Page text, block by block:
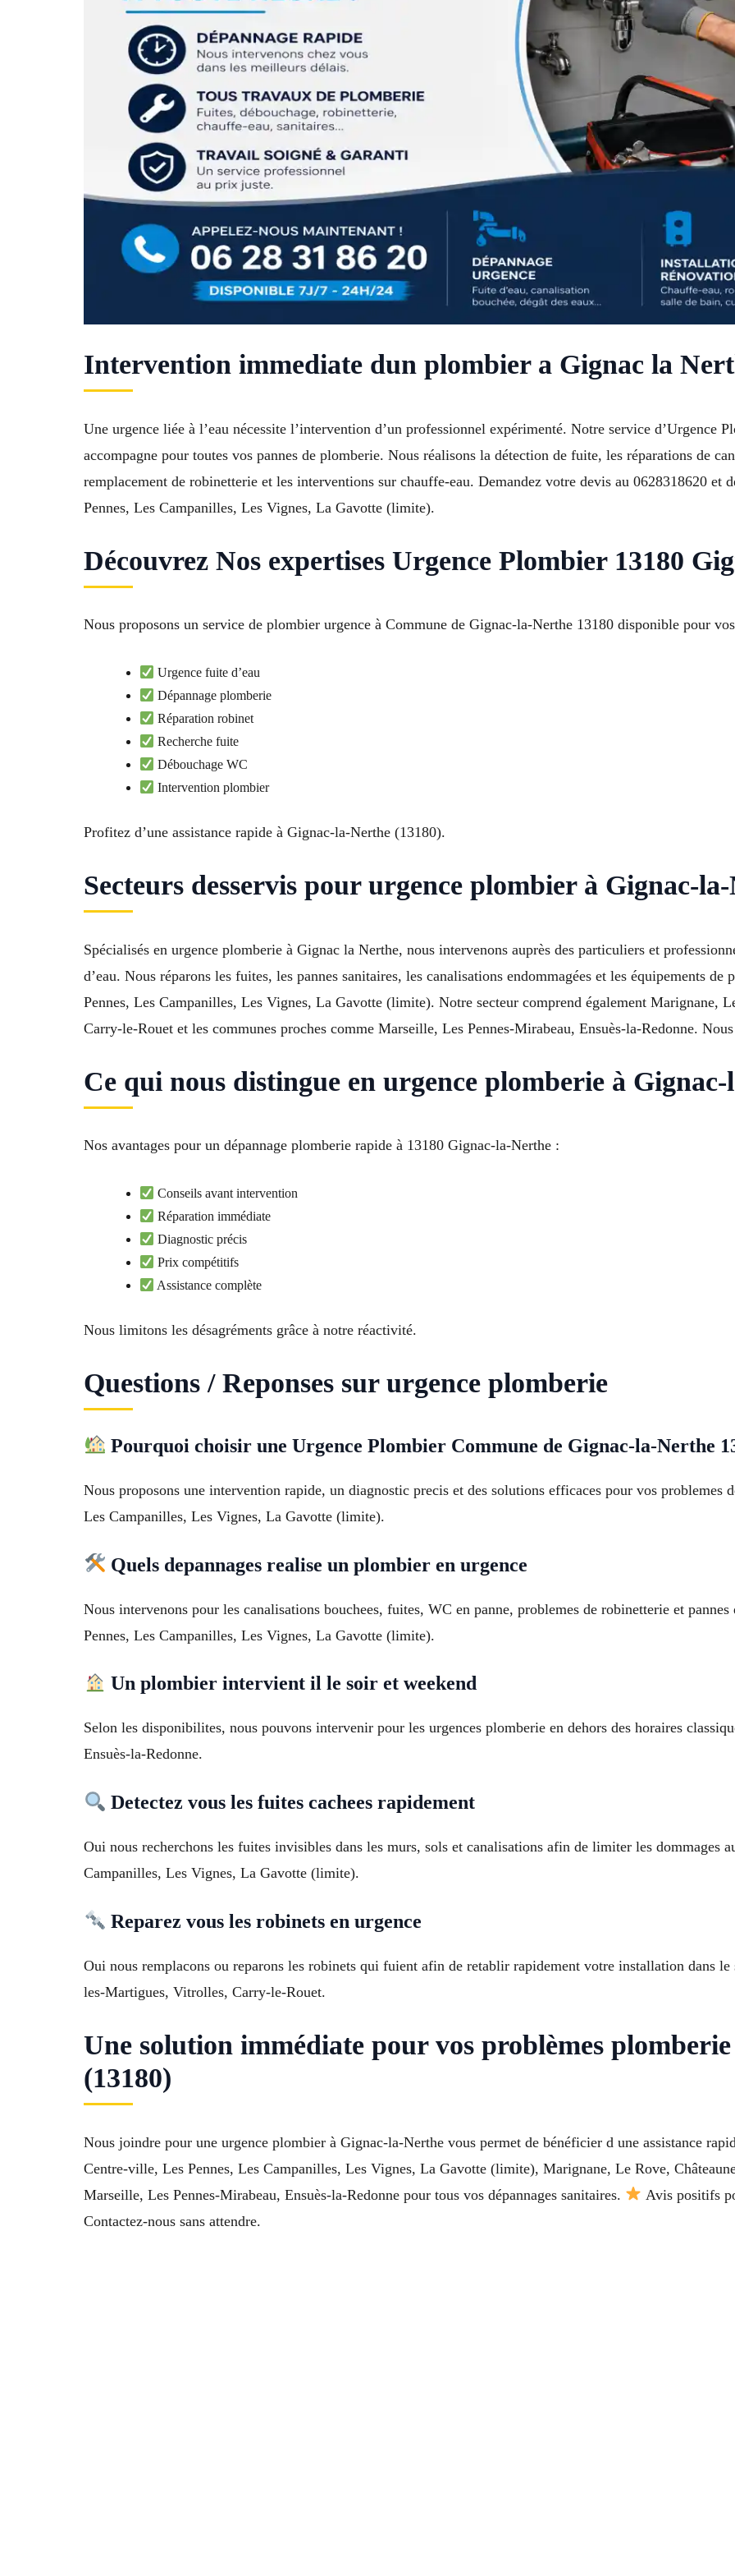
Intervention immediate dun plombier a Gignac la
Une urgence liée à l’eau nécessite l’intervention d’un professionnel expérimenté. Notre service d’Urgence
accompagne pour toutes vos pannes de plomberie. Nous réalisons la détection de fuite, les réparations de
remplacement de robinetterie et les interventions sur chauffe-eau. Demandez votre devis au 0628318620 et
Pennes, Les Campanilles, Les Vignes, La Gavotte (limite).
Découvrez Nos expertises Urgence Plombier 13180
Nous proposons un service de plombier urgence à Commune de Gignac-la-Nerthe 13180 disponible pour
Urgence fuite d’eau
Dépannage plomberie
Réparation robinet
Recherche fuite
Débouchage WC
Intervention plombier
Profitez d’une assistance rapide à Gignac-la-Nerthe (13180).
Secteurs desservis pour urgence plombier à Gignac-
Spécialisés en urgence plomberie à Gignac la Nerthe, nous intervenons auprès des particuliers et
d’eau. Nous réparons les fuites, les pannes sanitaires, les canalisations endommagées et les équipements
Pennes, Les Campanilles, Les Vignes, La Gavotte (limite). Notre secteur comprend également Marignane,
Carry-le-Rouet et les communes proches comme Marseille, Les Pennes-Mirabeau, Ensuès-la-Redonne.
Ce qui nous distingue en urgence plomberie à
Nos avantages pour un dépannage plomberie rapide à 13180 Gignac-la-Nerthe :
Conseils avant intervention
Réparation immédiate
Diagnostic précis
Prix compétitifs
Assistance complète
Nous limitons les désagréments grâce à notre réactivité.
Questions / Reponses sur urgence plomberie
Pourquoi choisir une Urgence Plombier Commune de Gignac-la-Nerthe
Nous proposons une intervention rapide, un diagnostic precis et des solutions efficaces pour vos problemes
Les Campanilles, Les Vignes, La Gavotte (limite).
Quels depannages realise un plombier en urgence
Nous intervenons pour les canalisations bouchees, fuites, WC en panne, problemes de robinetterie et
Pennes, Les Campanilles, Les Vignes, La Gavotte (limite).
Un plombier intervient il le soir et weekend
Selon les disponibilites, nous pouvons intervenir pour les urgences plomberie en dehors des horaires
Ensuès-la-Redonne.
Detectez vous les fuites cachees rapidement
Oui nous recherchons les fuites invisibles dans les murs, sols et canalisations afin de limiter les dommages
Campanilles, Les Vignes, La Gavotte (limite).
Reparez vous les robinets en urgence
Oui nous remplacons ou reparons les robinets qui fuient afin de retablir rapidement votre installation dans
les-Martigues, Vitrolles, Carry-le-Rouet.
Une solution immédiate pour vos problèmes
(13180)
Nous joindre pour une urgence plombier à Gignac-la-Nerthe vous permet de bénéficier d une assistance
Centre-ville, Les Pennes, Les Campanilles, Les Vignes, La Gavotte (limite), Marignane, Le Rove,
Marseille, Les Pennes-Mirabeau, Ensuès-la-Redonne pour tous vos dépannages sanitaires.
Avis positifs
Contactez-nous sans attendre.